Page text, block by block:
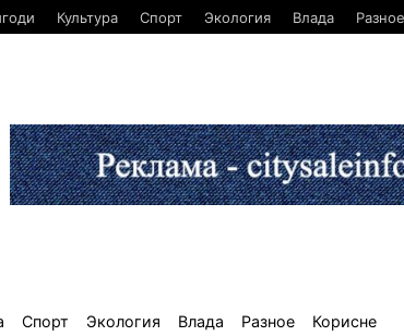
Культура Спорт Экология Влада Разное
Спорт Экология Влада Разное Корисне